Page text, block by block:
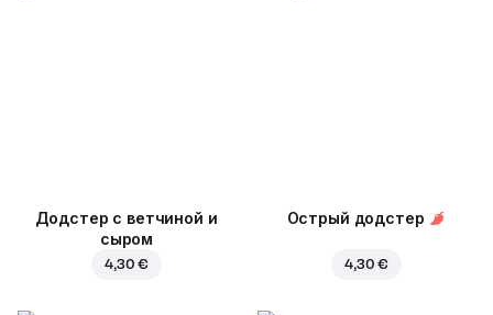
Додстер с ветчиной и
сыром
4,30 €
Острый додстер
4,30 €